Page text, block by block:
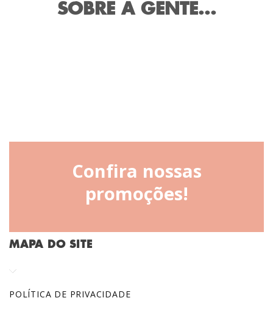
SOBRE A GENTE...
Confira nossas
promoções!
MAPA DO SITE
POLÍTICA DE PRIVACIDADE